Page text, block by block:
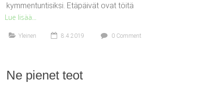
kymmentuntisiksi. Etäpäivät ovat töitä
Lue lisää...
Yleinen 8.4.2019 0 Comment
Ne pienet teot